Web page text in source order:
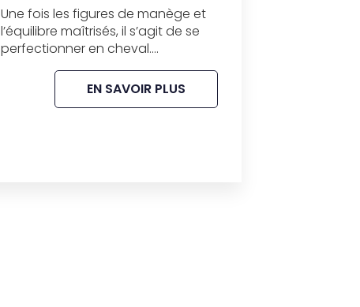
Une fois les figures de manège et
l’équilibre maîtrisés, il s’agit de se
perfectionner en cheval....
EN SAVOIR PLUS